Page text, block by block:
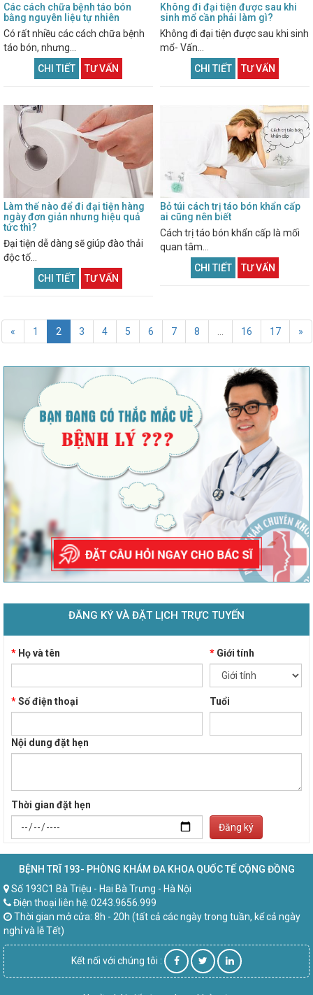
Các cách chữa bệnh táo bón
bằng nguyên liệu tự nhiên
Có rất nhiều các cách chữa bệnh
táo bón, nhưng...
CHI TIẾT
TƯ VẤN
Không đi đại tiện được sau khi
sinh mổ cần phải làm gì?
Không đi đại tiện được sau khi sinh
mổ- Vấn...
CHI TIẾT
TƯ VẤN
Làm thế nào để đi đại tiện hàng
ngày đơn giản nhưng hiệu quả
tức thì?
Đại tiện dễ dàng sẽ giúp đào thải
độc tố...
CHI TIẾT
TƯ VẤN
Bỏ túi cách trị táo bón khẩn cấp
ai cũng nên biết
Cách trị táo bón khẩn cấp là mối
quan tâm...
CHI TIẾT
TƯ VẤN
« 1 2 3 4 5 6 7 8 ... 16 17 »
ĐĂNG KÝ VÀ ĐẶT LỊCH TRỰC TUYẾN
* Họ và tên *Giới tính
*Số điện thoại Tuổi
Nội dung đặt hẹn
Thời gian đặt hẹn
Đăng ký
BỆNH TRĨ 193- PHÒNG KHÁM ĐA KHOA QUỐC TẾ CỘNG ĐỒNG
Số 193C1 Bà Triệu - Hai Bà Trưng - Hà Nội
Điện thoại liên hệ: 0243.9656.999
Thời gian mở cửa: 8h - 20h (tất cả các ngày trong tuần, kể cả ngày
nghỉ và lễ Tết)
Kết nối với chúng tôi :